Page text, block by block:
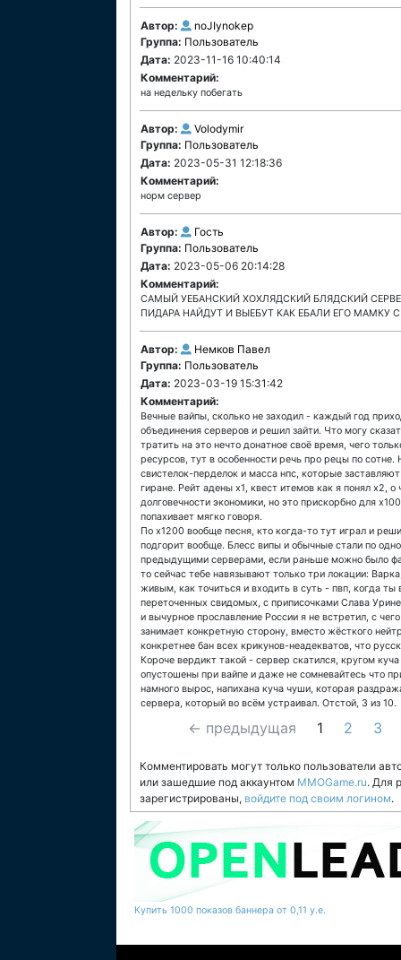
Автор:
noJIynokep
Группа: Пользователь
Дата: 2023-11-16 10:40:14
Комментарий:
на недельку побегать
Автор:
Volodymir
Группа: Пользователь
Дата: 2023-05-31 12:18:36
Комментарий:
норм сервер
Автор:
Гость
Группа: Пользователь
Дата: 2023-05-06 20:14:28
Комментарий:
САМЫЙ УЕБАНСКИЙ ХОХЛЯДСКИЙ БЛЯДСКИЙ
ПИДАРА НАЙДУТ И ВЫЕБУТ КАК ЕБАЛИ ЕГО МАМКУ
Автор:
Немков Павел
Группа: Пользователь
Дата: 2023-03-19 15:31:42
Комментарий:
Вечные вайпы, сколько не заходил - каждый год
объединения серверов и решил зайти. Что могу
тратить на это нечто донатное своё время, чего
ресурсов, тут в особенности речь про рецы по
свистелок-перделок и масса нпс, которые
гиране. Рейт адены х1, квест итемов как я понял х2,
долговечности экономики, но это прискорбно для
попахивает мягко говоря.
По х1200 вообще песня, кто когда-то тут играл и
подгорит вообще. Блесс випы и обычные стали по
предыдущими серверами, если раньше можно было
то сейчас тебе навязывают только три локации:
живым, как точиться и входить в суть - пвп, когда ты
переточенных свидомых, с приписочками Слава
и вычурное прославление России я не встретил, с
занимает конкретную сторону, вместо жёсткого
конкретнее бан всех крикунов-неадекватов, что
Короче вердикт такой - сервер скатился, кругом
опустошены при вайпе и даже не сомневайтесь что
намного вырос, напихана куча чуши, которая
сервера, который во всём устраивал. Отстой, 3 из 10.
← предыдущая 1 2 3
Комментировать могут только пользователи
или зашедшие под аккаунтом MMOGame.ru. Для
зарегистрированы, войдите под своим логином.
Купить 1000 показов баннера от 0,11 у.е.